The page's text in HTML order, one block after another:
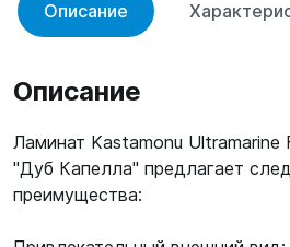
Описание
Описание
Ламинат Kastamonu Ultramarine
"Дуб Капелла" предлагает
преимущества: